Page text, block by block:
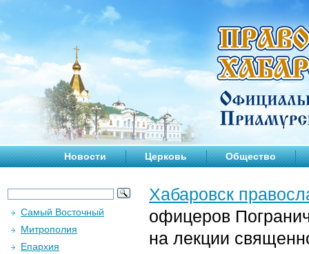
Новости Церковь Общество
Хабаровск
офицеров
на лекции
Самый Восточный
Митрополия
Епархия